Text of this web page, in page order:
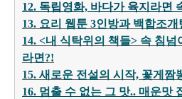
12. 독립영화, 바다가 육지라면
13. 요리 웹툰 3인방과 백합조
14. <내 식탁위의 책들> 속 침
라면?!
15. 새로운 전설의 시작, 꽃게짬
16. 멈출 수 없는 그 맛.. 매운맛